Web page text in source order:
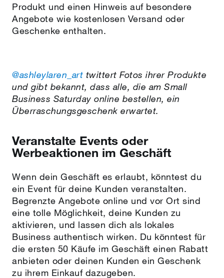
Produkt und einen Hinweis auf besondere
Angebote wie kostenlosen Versand oder
Geschenke enthalten.
@ashleylaren_art twittert Fotos ihrer Produkte
und gibt bekannt, dass alle, die am Small
Business Saturday online bestellen, ein
Überraschungsgeschenk erwartet.
Veranstalte Events oder
Werbeaktionen im Geschäft
Wenn dein Geschäft es erlaubt, könntest du
ein Event für deine Kunden veranstalten.
Begrenzte Angebote online und vor Ort sind
eine tolle Möglichkeit, deine Kunden zu
aktivieren, und lassen dich als lokales
Business authentisch wirken. Du könntest für
die ersten 50 Käufe im Geschäft einen Rabatt
anbieten oder deinen Kunden ein Geschenk
zu ihrem Einkauf dazugeben.